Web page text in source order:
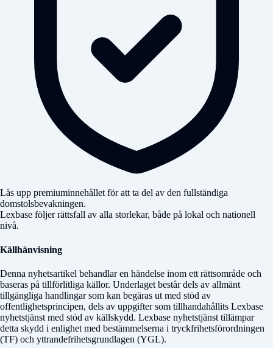
Lås upp premiuminnehållet för att ta del av den fullständiga
domstolsbevakningen.
Lexbase följer rättsfall av alla storlekar, både på lokal och nationell
nivå.
Källhänvisning
Denna nyhetsartikel behandlar en händelse inom ett rättsområde och
baseras på tillförlitliga källor. Underlaget består dels av allmänt
tillgängliga handlingar som kan begäras ut med stöd av
offentlighetsprincipen, dels av uppgifter som tillhandahållits Lexbase
nyhetstjänst med stöd av källskydd. Lexbase nyhetstjänst tillämpar
detta skydd i enlighet med bestämmelserna i tryckfrihetsförordningen
(TF) och yttrandefrihetsgrundlagen (YGL).